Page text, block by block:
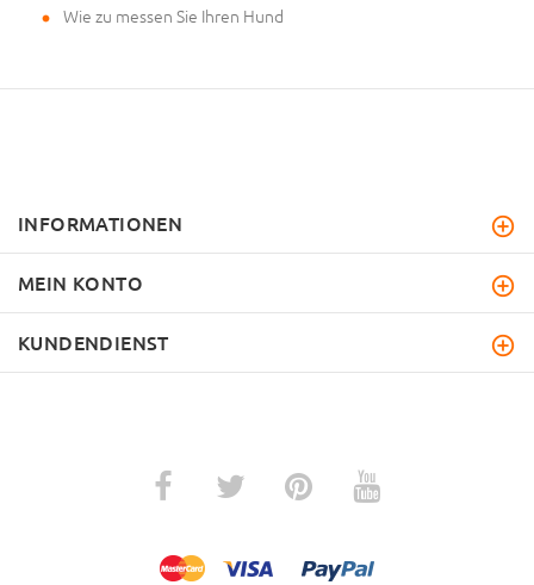
Wie zu messen Sie Ihren Hund
INFORMATIONEN
MEIN KONTO
KUNDENDIENST